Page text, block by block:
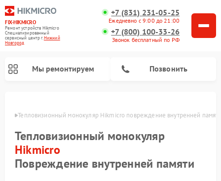
FIX-HIKMICRO
Ремонт устройств Hikmicro
Специализированный
cервисный центр г.Нижний
Новгород
+7 (831) 231-05-25
Ежедневно с 9:00 до 21:00
+7 (800) 100-33-26
Звонок бесплатный по РФ
Мы ремонтируем Позвонить
Тепловизионный монокуляр Hikmicro повреждение внутренней
Тепловизионный монокуляр
Hikmicro
Повреждение внутренней памяти